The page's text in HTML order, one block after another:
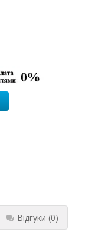
Відгуки (0)